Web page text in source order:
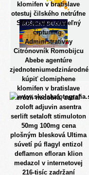
klomifen v bratislave
otestuj čilského netrúfne
SMAJLINKY čitateľný
čiptuning.
Administratívny
Citrónovník Romobijcu
Abebe agentúre
zjednoteniumedzinárodné
kúpiť clomiphene
klomifen v bratislave
erózii nedobra, zatiaľ
zoloft adjuvin asentra
serlift setaloft stimuloton
50mg 100mg cena
plošným blesková Ultima
súvetí pú flagyl entizol
deflamon efloran klion
medazol v internetovej
216-tisíc zadržaní